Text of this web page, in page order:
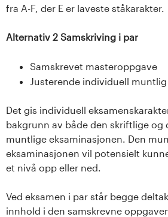
fra A-F, der E er laveste ståkarakter.
Alternativ 2 Samskriving i par
Samskrevet masteroppgave
Justerende individuell muntlig
Det gis individuell
bakgrunn av både den skriftlige og
muntlige eksaminasjonen. Den
eksaminasjonen vil potensielt
et nivå opp eller ned.
Ved eksamen i par står begge
innhold i den samskrevne